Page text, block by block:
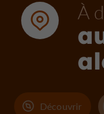
À
Découvrir